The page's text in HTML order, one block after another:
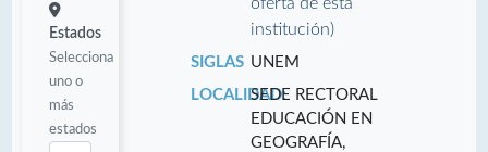
Estados
Selecciona
uno o
más
estados
institución)
SIGLAS UNEM
LOCALIDAD:SEDE RECTORAL
EDUCACIÓN EN
GEOGRAFÍA,